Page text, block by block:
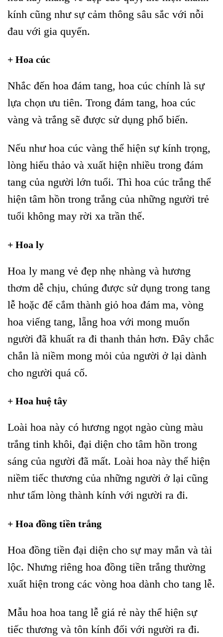
kính cũng như sự cảm thông sâu sắc với nỗi
đau với gia quyến.
+ Hoa cúc
Nhắc đến hoa đám tang, hoa cúc chính là sự
lựa chọn ưu tiên. Trong đám tang, hoa cúc
vàng và trắng sẽ được sử dụng phổ biến.
Nếu như hoa cúc vàng thể hiện sự kính trọng,
lòng hiếu thảo và xuất hiện nhiều trong đám
tang của người lớn tuổi. Thì hoa cúc trắng thể
hiện tâm hồn trong trắng của những người trẻ
tuổi không may rời xa trần thế.
+ Hoa ly
Hoa ly mang vẻ đẹp nhẹ nhàng và hương
thơm dễ chịu, chúng được sử dụng trong tang
lễ hoặc để cắm thành giỏ hoa đám ma, vòng
hoa viếng tang, lẵng hoa với mong muốn
người đã khuất ra đi thanh thản hơn. Đây chắc
chắn là niềm mong mỏi của người ở lại dành
cho người quá cố.
+ Hoa huệ tây
Loài hoa này có hương ngọt ngào cùng màu
trắng tinh khôi, đại diện cho tâm hồn trong
sáng của người đã mất. Loài hoa này thể hiện
niềm tiếc thương của những người ở lại cũng
như tấm lòng thành kính với người ra đi.
+ Hoa đồng tiền trắng
Hoa đồng tiền đại diện cho sự may mắn và tài
lộc. Nhưng riêng hoa đồng tiền trắng thường
xuất hiện trong các vòng hoa dành cho tang lễ.
Mẫu hoa hoa tang lễ giá rẻ này thể hiện sự
tiếc thương và tôn kính đối với người ra đi.